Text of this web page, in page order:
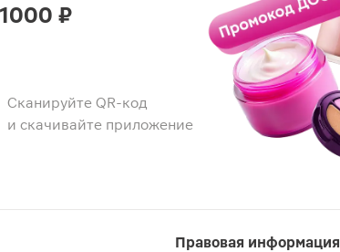
Сканируйте QR-код
и скачивайте приложение
₽
Правовая информация